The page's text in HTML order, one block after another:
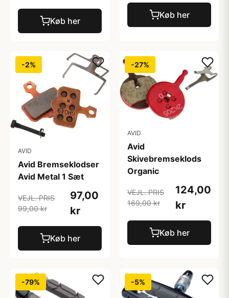
Køb her
Køb her
-2%
AVID
Avid Bremseklodser
Avid Metal 1 Sæt
VEJL. PRIS
99,00 kr
97,00
kr
Køb her
-27%
AVID
Avid
Skivebremseklods
Organic
VEJL. PRIS
169,00 kr
124,00
kr
Køb her
-79% -5%